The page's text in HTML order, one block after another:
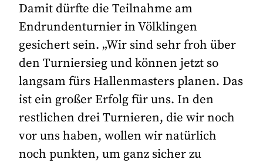
Damit dürfte die Teilnahme am
Endrundenturnier in Völklingen
gesichert sein. „Wir sind sehr froh über
den Turniersieg und können jetzt so
langsam fürs Hallenmasters planen. Das
ist ein großer Erfolg für uns. In den
restlichen drei Turnieren, die wir noch
vor uns haben, wollen wir natürlich
noch punkten, um ganz sicher zu